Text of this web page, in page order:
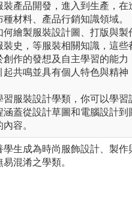
裝產品開發，進入到生產，
種材料、產品行銷知識領域。
何繪製服裝設計圖、打版與
裝史，等服裝相關知識，這
創作的發想及自主學習的能力
起共鳴並具有個人特色與精
習服裝設計學類，你可以學
涵蓋從設計草圖和電腦設計
容。
學生成為時尚服飾設計、製作
混淆之學類。